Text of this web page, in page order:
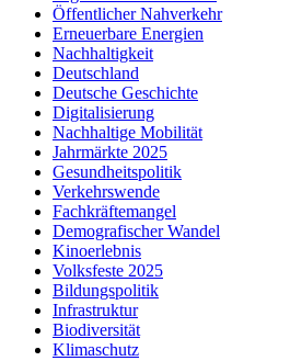
Öffentlicher Nahverkehr
Erneuerbare Energien
Nachhaltigkeit
Deutschland
Deutsche Geschichte
Digitalisierung
Nachhaltige Mobilität
Jahrmärkte 2025
Gesundheitspolitik
Verkehrswende
Fachkräftemangel
Demografischer Wandel
Kinoerlebnis
Volksfeste 2025
Bildungspolitik
Infrastruktur
Biodiversität
Klimaschutz